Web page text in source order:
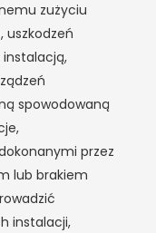
zużyciu
uszkodzeń
instalacją,
spowodowaną
przez
lub brakiem
instalacji,